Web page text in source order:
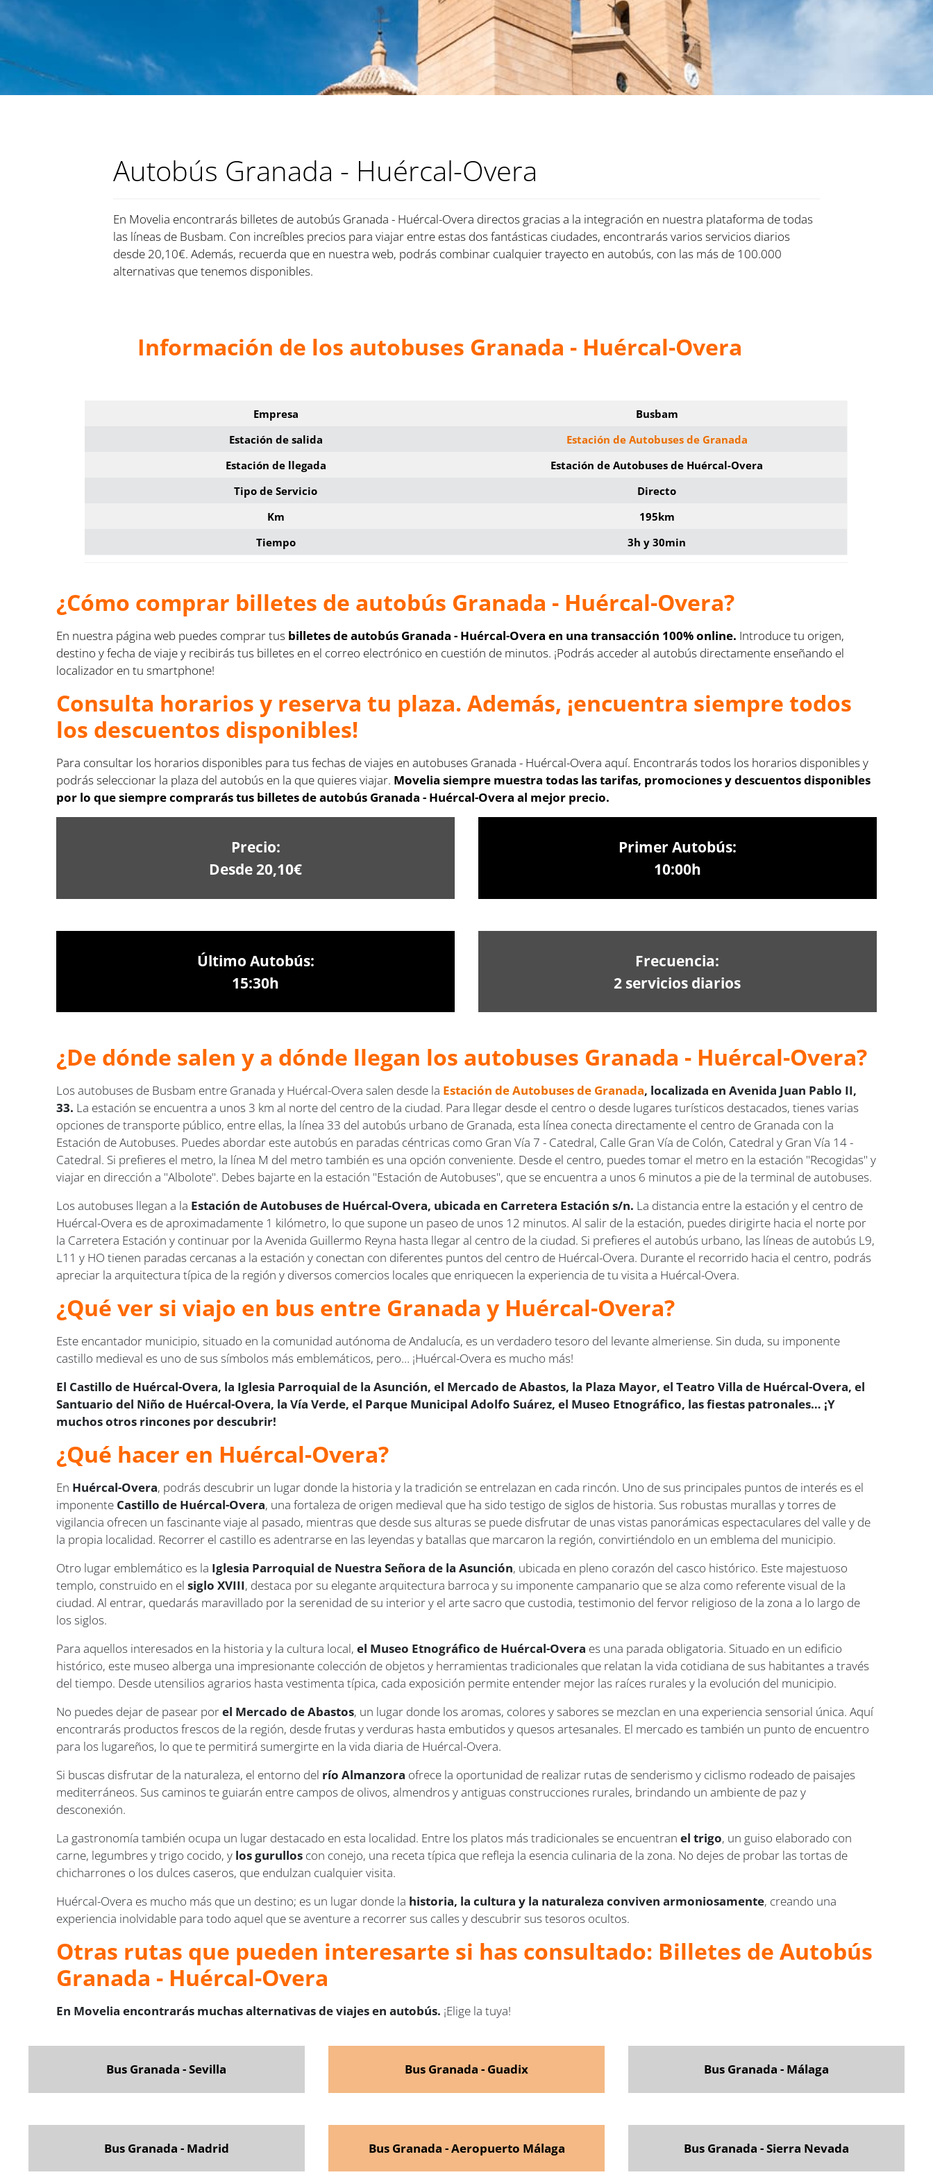
Autobús Granada - Huércal-Overa
En Movelia encontrarás billetes de autobús Granada - Huércal-Overa directos gracias a la integración en nuestra plataforma de todas
las líneas de Busbam. Con increíbles precios para viajar entre estas dos fantásticas ciudades, encontrarás varios servicios diarios
desde 20,10€. Además, recuerda que en nuestra web, podrás combinar cualquier trayecto en autobús, con las más de 100.000
alternativas que tenemos disponibles.
Información de los autobuses Granada - Huércal-Overa
Empresa
Busbam
Estación de salida
Estación de Autobuses de Granada
Estación de llegada
Estación de Autobuses de Huércal-Overa
Tipo de Servicio
Directo
Km
195km
Tiempo
3h y 30min
¿Cómo comprar billetes de autobús Granada - Huércal-Overa?
En nuestra página web puedes comprar tus billetes de autobús Granada - Huércal-Overa en una transacción 100% online. Introduce tu origen,
destino y fecha de viaje y recibirás tus billetes en el correo electrónico en cuestión de minutos. ¡Podrás acceder al autobús directamente enseñando el
localizador en tu smartphone!
Consulta horarios y reserva tu plaza. Además, ¡encuentra siempre todos
los descuentos disponibles!
Para consultar los horarios disponibles para tus fechas de viajes en autobuses Granada - Huércal-Overa aquí. Encontrarás todos los horarios disponibles y
podrás seleccionar la plaza del autobús en la que quieres viajar. Movelia siempre muestra todas las tarifas, promociones y descuentos disponibles
por lo que siempre comprarás tus billetes de autobús Granada - Huércal-Overa al mejor precio.
Precio:
Desde 20,10€
Primer Autobús:
10:00h
Último Autobús:
15:30h
Frecuencia:
2 servicios diarios
¿De dónde salen y a dónde llegan los autobuses Granada - Huércal-Overa?
Los autobuses de Busbam entre Granada y Huércal-Overa salen desde la Estación de Autobuses de Granada, localizada en Avenida Juan Pablo II,
33. La estación se encuentra a unos 3 km al norte del centro de la ciudad. Para llegar desde el centro o desde lugares turísticos destacados, tienes varias
opciones de transporte público, entre ellas, la línea 33 del autobús urbano de Granada, esta línea conecta directamente el centro de Granada con la
Estación de Autobuses. Puedes abordar este autobús en paradas céntricas como Gran Vía 7 - Catedral, Calle Gran Vía de Colón, Catedral y Gran Vía 14 -
Catedral. Si prefieres el metro, la línea M del metro también es una opción conveniente. Desde el centro, puedes tomar el metro en la estación "Recogidas" y
viajar en dirección a "Albolote". Debes bajarte en la estación "Estación de Autobuses", que se encuentra a unos 6 minutos a pie de la terminal de autobuses.
Los autobuses llegan a la Estación de Autobuses de Huércal-Overa, ubicada en Carretera Estación s/n. La distancia entre la estación y el centro de
Huércal-Overa es de aproximadamente 1 kilómetro, lo que supone un paseo de unos 12 minutos. Al salir de la estación, puedes dirigirte hacia el norte por
la Carretera Estación y continuar por la Avenida Guillermo Reyna hasta llegar al centro de la ciudad. Si prefieres el autobús urbano, las líneas de autobús L9,
L11 y HO tienen paradas cercanas a la estación y conectan con diferentes puntos del centro de Huércal-Overa. Durante el recorrido hacia el centro, podrás
apreciar la arquitectura típica de la región y diversos comercios locales que enriquecen la experiencia de tu visita a Huércal-Overa.
¿Qué ver si viajo en bus entre Granada y Huércal-Overa?
Este encantador municipio, situado en la comunidad autónoma de Andalucía, es un verdadero tesoro del levante almeriense. Sin duda, su imponente
castillo medieval es uno de sus símbolos más emblemáticos, pero… ¡Huércal-Overa es mucho más!
El Castillo de Huércal-Overa, la Iglesia Parroquial de la Asunción, el Mercado de Abastos, la Plaza Mayor, el Teatro Villa de Huércal-Overa, el
Santuario del Niño de Huércal-Overa, la Vía Verde, el Parque Municipal Adolfo Suárez, el Museo Etnográfico, las fiestas patronales… ¡Y
muchos otros rincones por descubrir!
¿Qué hacer en Huércal-Overa?
En Huércal-Overa, podrás descubrir un lugar donde la historia y la tradición se entrelazan en cada rincón. Uno de sus principales puntos de interés es el
imponente Castillo de Huércal-Overa, una fortaleza de origen medieval que ha sido testigo de siglos de historia. Sus robustas murallas y torres de
vigilancia ofrecen un fascinante viaje al pasado, mientras que desde sus alturas se puede disfrutar de unas vistas panorámicas espectaculares del valle y de
la propia localidad. Recorrer el castillo es adentrarse en las leyendas y batallas que marcaron la región, convirtiéndolo en un emblema del municipio.
Otro lugar emblemático es la Iglesia Parroquial de Nuestra Señora de la Asunción, ubicada en pleno corazón del casco histórico. Este majestuoso
templo, construido en elsiglo XVIII, destaca por su elegante arquitectura barroca y su imponente campanario que se alza como referente visual de la
ciudad. Al entrar, quedarás maravillado por la serenidad de su interior y el arte sacro que custodia, testimonio del fervor religioso de la zona a lo largo de
los siglos.
Para aquellos interesados en la historia y la cultura local,el Museo Etnográfico de Huércal-Overa es una parada obligatoria. Situado en un edificio
histórico, este museo alberga una impresionante colección de objetos y herramientas tradicionales que relatan la vida cotidiana de sus habitantes a través
del tiempo. Desde utensilios agrarios hasta vestimenta típica, cada exposición permite entender mejor las raíces rurales y la evolución del municipio.
No puedes dejar de pasear porel Mercado de Abastos, un lugar donde los aromas, colores y sabores se mezclan en una experiencia sensorial única. Aquí
encontrarás productos frescos de la región, desde frutas y verduras hasta embutidos y quesos artesanales. El mercado es también un punto de encuentro
para los lugareños, lo que te permitirá sumergirte en la vida diaria de Huércal-Overa.
Si buscas disfrutar de la naturaleza, el entorno del río Almanzora ofrece la oportunidad de realizar rutas de senderismo y ciclismo rodeado de paisajes
mediterráneos. Sus caminos te guiarán entre campos de olivos, almendros y antiguas construcciones rurales, brindando un ambiente de paz y
desconexión.
La gastronomía también ocupa un lugar destacado en esta localidad. Entre los platos más tradicionales se encuentran el trigo, un guiso elaborado con
carne, legumbres y trigo cocido, y los gurullos con conejo, una receta típica que refleja la esencia culinaria de la zona. No dejes de probar las tortas de
chicharrones o los dulces caseros, que endulzan cualquier visita.
Huércal-Overa es mucho más que un destino; es un lugar donde la historia, la cultura y la naturaleza conviven armoniosamente, creando una
experiencia inolvidable para todo aquel que se aventure a recorrer sus calles y descubrir sus tesoros ocultos.
Otras rutas que pueden interesarte si has consultado: Billetes de Autobús
Granada - Huércal-Overa
En Movelia encontrarás muchas alternativas de viajes en autobús. ¡Elige la tuya!
Bus Granada - Sevilla Bus Granada - Guadix Bus Granada - Málaga
Bus Granada - Madrid Bus Granada - Aeropuerto Málaga Bus Granada - Sierra Nevada